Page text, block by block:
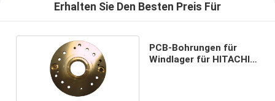
Erhalten Sie Den Besten Preis Für
PCB-Bohrungen für
Windlager für HITACHI-